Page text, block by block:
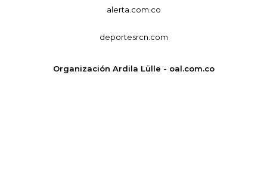
alerta.com.co
deportesrcn.com
Organización Ardila Lülle - oal.com.co